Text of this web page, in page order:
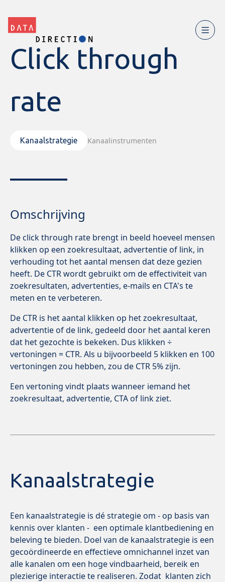
Click through
rate
Kanaalstrategie Kanaalinstrumenten
Omschrijving
De click through rate brengt in beeld hoeveel mensen
klikken op een zoekresultaat, advertentie of link, in
verhouding tot het aantal mensen dat deze gezien
heeft. De CTR wordt gebruikt om de effectiviteit van
zoekresultaten, advertenties, e-mails en CTA's te
meten en te verbeteren.
De CTR is het aantal klikken op het zoekresultaat,
advertentie of de link, gedeeld door het aantal keren
dat het gezochte is bekeken. Dus klikken ÷
vertoningen = CTR. Als u bijvoorbeeld 5 klikken en 100
vertoningen zou hebben, zou de CTR 5% zijn.
Een vertoning vindt plaats wanneer iemand het
zoekresultaat, advertentie, CTA of link ziet.
Kanaalstrategie
Een kanaalstrategie is dé strategie om - op basis van
kennis over klanten - een optimale klantbediening en
beleving te bieden. Doel van de kanaalstrategie is een
gecoördineerde en effectieve omnichannel inzet van
alle kanalen om een hoge vindbaarheid, bereik en
plezierige interactie te realiseren. Zodat klanten zich